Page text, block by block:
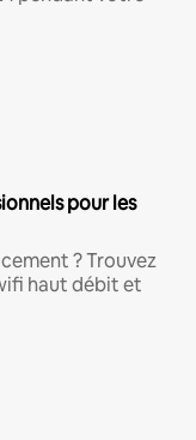
pour les
? Trouvez
haut débit et